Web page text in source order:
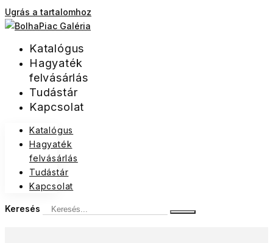
Ugrás a tartalomhoz
Katalógus
Hagyaték
felvásárlás
Tudástár
Kapcsolat
Katalógus
Hagyaték
felvásárlás
Tudástár
Kapcsolat
Keresés